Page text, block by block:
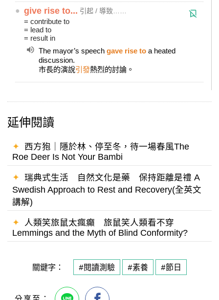
● give rise to... 引起 / 導致……
= contribute to
= lead to
= result in
The mayor’s speech gave rise to a heated
discussion.
市長的演說引發熱烈的討論。
延伸閱讀
✦ 西方狍｜隱於林、停至冬，待一場春風The
Roe Deer Is Not Your Bambi
✦ 瑞典式生活 自然文化是藥 保持距離是禮 A
Swedish Approach to Rest and Recovery(全英文
講解)
✦
人類笑旅鼠太瘋癲 旅鼠笑人類看不穿
Lemmings and the Myth of Blind Conformity?
關鍵字： #閱讀測驗 #素養 #節日